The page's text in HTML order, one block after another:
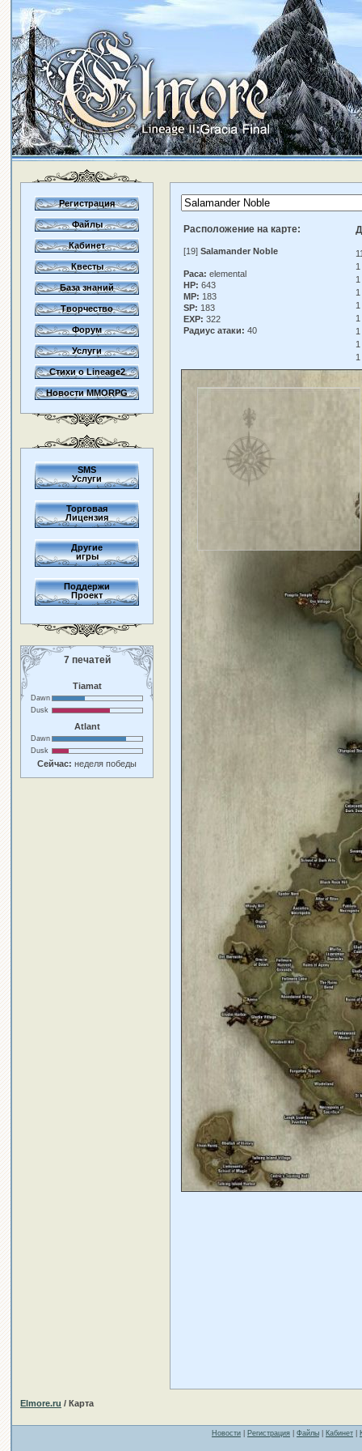
Регистрация
Файлы
Кабинет
Квесты
База знаний
Творчество
Форум
Услуги
Стихи о Lineage2
Новости MMORPG
SMS
Услуги
Торговая
Лицензия
Другие
игры
Поддержи
Проект
7 печатей
Tiamat
Dawn
Dusk
Atlant
Dawn
Dusk
Сейчас: неделя победы
Расположение на карте:
[19] Salamander Noble
Раса: elemental
HP: 643
MP: 183
SP: 183
EXP: 322
Радиус атаки: 40
Elmore.ru / Карта
Новости Регистрация Файлы Кабинет